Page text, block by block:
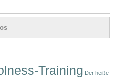
Training Der heiße